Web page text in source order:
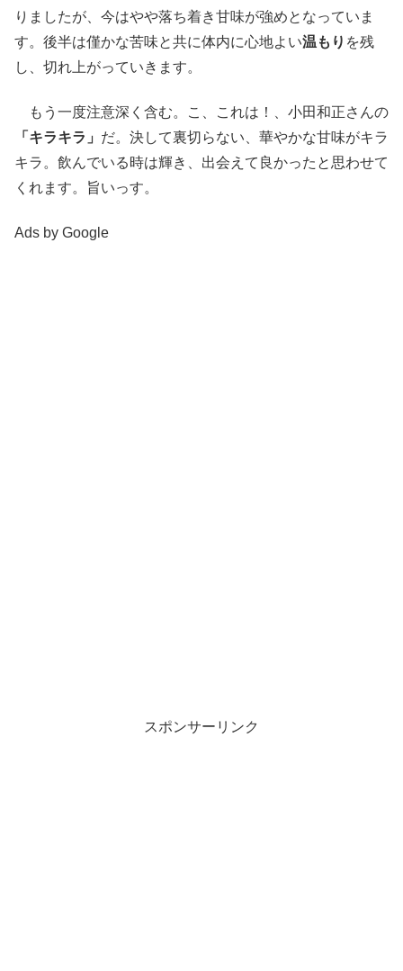
りましたが、今はやや落ち着き甘味が強めとなっていま
す。後半は僅かな苦味と共に体内に心地よい温もり を残
し、切れ上がっていきます。
もう一度注意深く含む。こ、これは！、小田和正さんの
「キラキラ」 だ。決して裏切らない、華やかな甘味がキラ
キラ。飲んでいる時は輝き、出会えて良かったと思わせて
くれます。旨いっす。
Ads by Google
スポンサーリンク